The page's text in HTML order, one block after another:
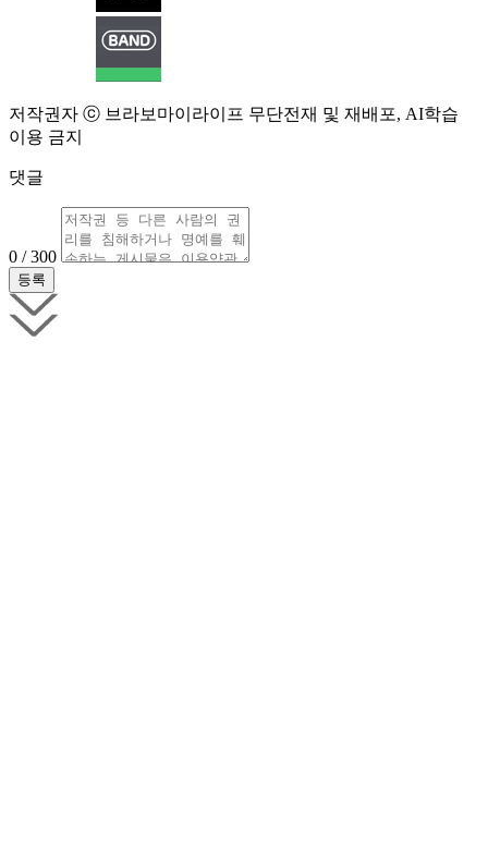
저작권자 ⓒ 브라보마이라이프 무단전재 및 재배포, AI학습
이용 금지
댓글
0 / 300